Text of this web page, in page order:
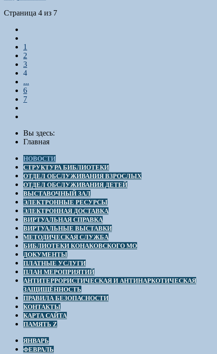
Страница 4 из 7
1
2
3
4
...
6
7
Вы здесь:
Главная
НОВОСТИ
СТРУКТУРА БИБЛИОТЕКИ
ОТДЕЛ ОБСЛУЖИВАНИЯ ВЗРОСЛЫХ
ОТДЕЛ ОБСЛУЖИВАНИЯ ДЕТЕЙ
ВЫСТАВОЧНЫЙ ЗАЛ
ЭЛЕКТРОННЫЕ РЕСУРСЫ
ЭЛЕКТРОННАЯ ДОСТАВКА
ВИРТУАЛЬНАЯ СПРАВКА
ВИРТУАЛЬНЫЕ ВЫСТАВКИ
МЕТОДИЧЕСКАЯ СЛУЖБА
БИБЛИОТЕКИ КОНАКОВСКОГО МО
ДОКУМЕНТЫ
ПЛАТНЫЕ УСЛУГИ
ПЛАН МЕРОПРИЯТИЙ
АНТИТЕРРОРИСТИЧЕСКАЯ И АНТИНАРКОТИЧЕСКАЯ
ЗАЩИЩЁННОСТЬ
ПРАВИЛА БЕЗОПАСНОСТИ
КОНТАКТЫ
КАРТА САЙТА
ПАМЯТЬ Z
ЯНВАРЬ
ФЕВРАЛЬ